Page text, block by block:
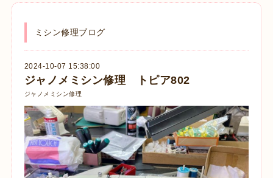
ミシン修理ブログ
2024-10-07 15:38:00
ジャノメミシン修理 トピア802
ジャノメミシン修理